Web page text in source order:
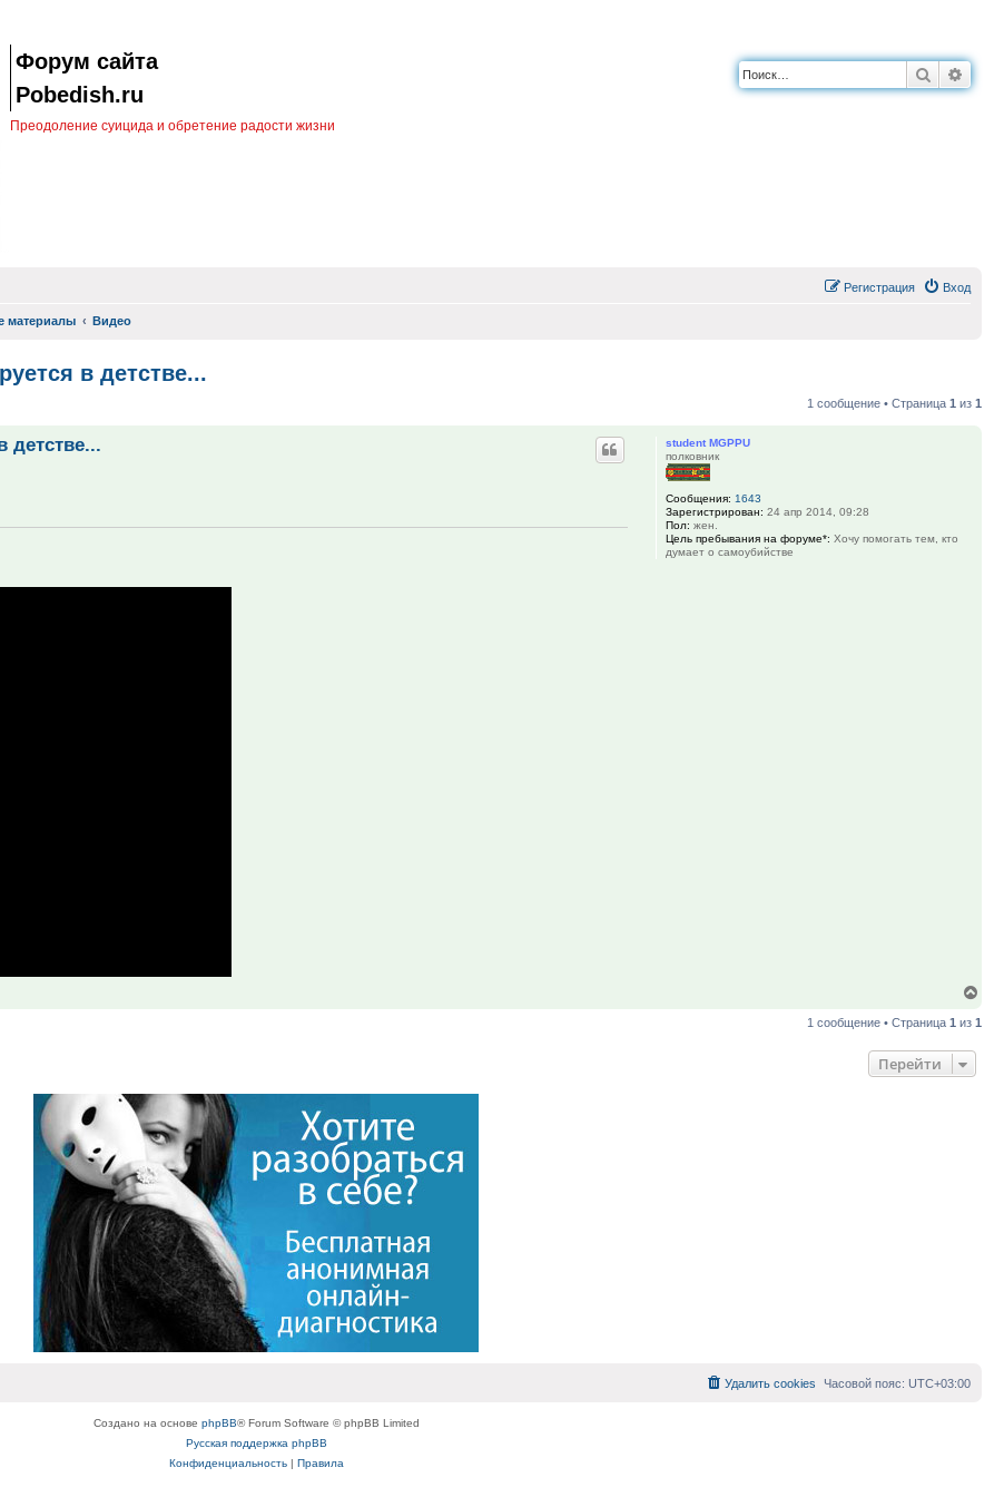
Форум сайта
Pobedish.ru
Преодоление суицида и обретение радости жизни
Поиск
Вход
Регистрация
материалы Видео
в детстве...
1 сообщение • Страница 1 из 1
student MGPPU
полковник
Сообщения: 1643
Зарегистрирован: 24 апр 2014, 09:28
Пол: жен.
Цель пребывания на форуме*: Хочу помогать тем, кто
думает о самоубийстве
детстве...
1 сообщение • Страница 1 из 1
Перейти
Часовой пояс: UTC+03:00
Удалить cookies
Создано на основе phpBB® Forum Software © phpBB Limited
Русская поддержка phpBB
Конфиденциальность| Правила